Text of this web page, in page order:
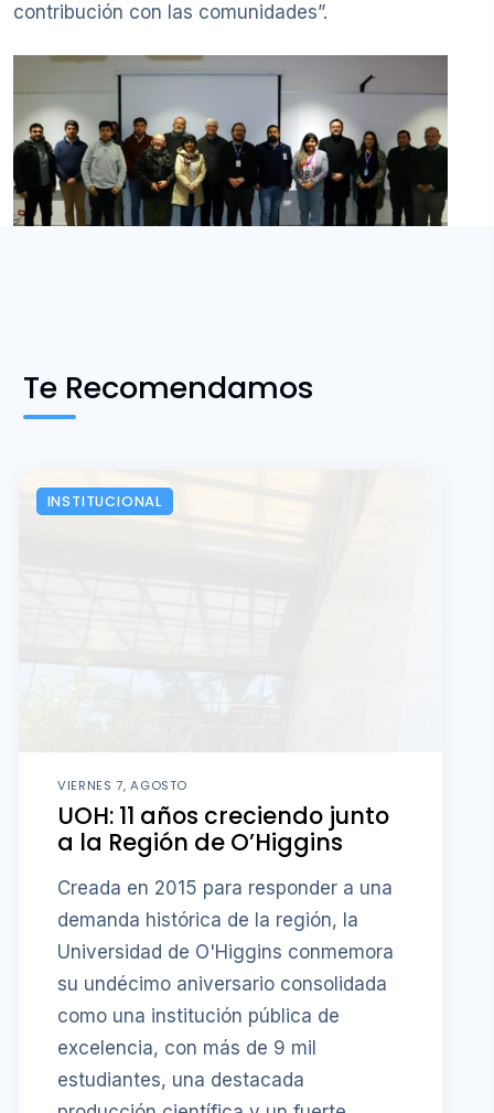
contribución con las comunidades”.
Te Recomendamos
INSTITUCIONAL
VIERNES 7, AGOSTO
UOH: 11 años creciendo junto
a la Región de O’Higgins
Creada en 2015 para responder a una
demanda histórica de la región, la
Universidad de O'Higgins conmemora
su undécimo aniversario consolidada
como una institución pública de
excelencia, con más de 9 mil
estudiantes, una destacada